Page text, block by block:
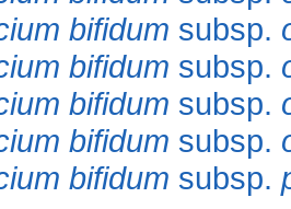
bifidum subsp.
bifidum subsp.
bifidum subsp.
bifidum subsp.
bifidum subsp.